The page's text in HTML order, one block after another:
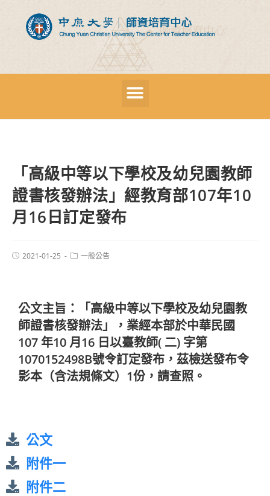
「高級中等以下學校及幼兒園教師
證書核發辦法」經教育部107年10
月16日訂定發布
2021-01-25 一般公告
公文主旨：「高級中等以下學校及幼兒園教
師證書核發辦法」，業經本部於中華民國
107 年10 月16 日以臺教師( 二) 字第
1070152498B號令訂定發布，茲檢送發布令
影本（含法規條文）1份，請查照。
公文
附件一
附件二